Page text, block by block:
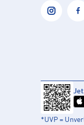
*UVP =